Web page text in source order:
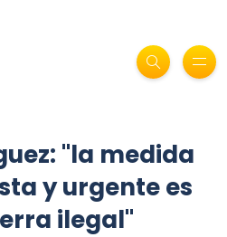
"la medida
y urgente es
ilegal"